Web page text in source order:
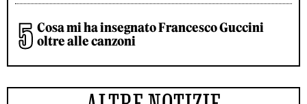
Cosa mi ha insegnato Francesco Guccini
oltre alle canzoni